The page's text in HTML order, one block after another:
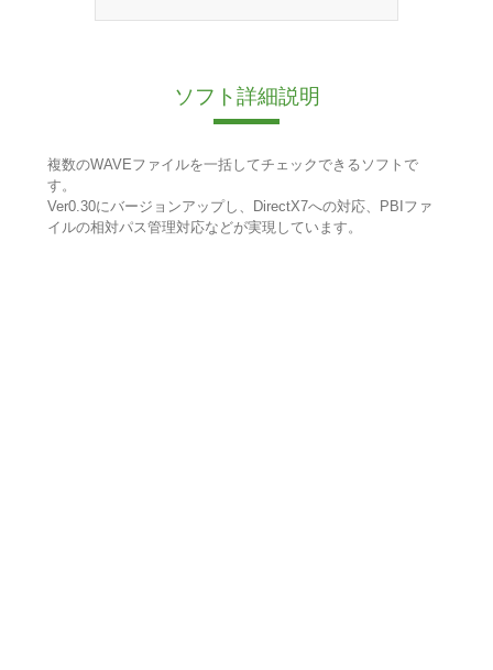
ソフト詳細説明
複数のWAVEファイルを一括してチェックできるソフトで
す。
Ver0.30にバージョンアップし、DirectX7への対応、PBIファ
イルの相対パス管理対応などが実現しています。